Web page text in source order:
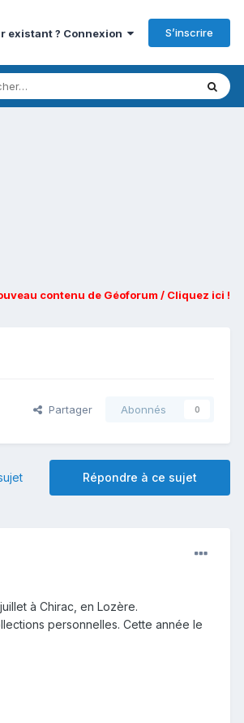
existant ? Connexion S’inscrire
contenu de Géoforum / Cliquez ici !
Partager Abonnés 0
Répondre à ce sujet
à Chirac, en Lozère.
personnelles. Cette année le